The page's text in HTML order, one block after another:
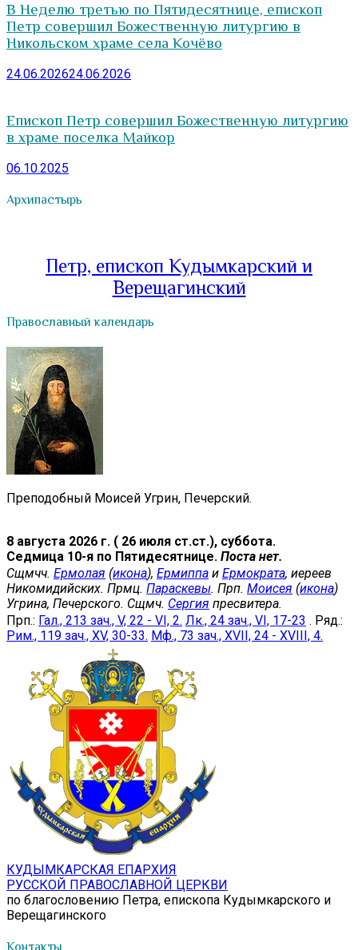
В Неделю третью по Пятидесятнице, епископ
Петр совершил Божественную литургию в
Никольском храме села Кочёво
24.06.202624.06.2026
Епископ Петр совершил Божественную литургию
в храме поселка Майкор
06.10.2025
Архипастырь
Петр, епископ Кудымкарский и
Верещагинский
Православный календарь
Преподобный Моисей Угрин, Печерский.
8 августа 2026 г. ( 26 июля ст.ст.), суббота.
Седмица 10-я по Пятидесятнице. Поста нет.
Сщмчч. Ермолая (икона), Ермиппа и Ермократа, иереев
Никомидийских. Прмц. Параскевы. Прп. Моисея (икона)
Угрина, Печерского. Сщмч. Сергия пресвитера.
Прп.: Гал., 213 зач., V, 22 - VI, 2. Лк., 24 зач., VI, 17-23 . Ряд.:
Рим., 119 зач., XV, 30-33. Мф., 73 зач., XVII, 24 - XVIII, 4.
КУДЫМКАРСКАЯ ЕПАРХИЯ
РУССКОЙ ПРАВОСЛАВНОЙ ЦЕРКВИ
по благословению Петра, епископа Кудымкарского и
Верещагинского
Контакты